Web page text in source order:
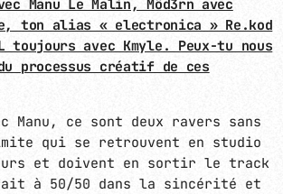
Manu Le Malin, Möd3rn avec
ton alias « electronica » Re.kod
toujours avec Kmyle. Peux-tu nous
processus créatif de ces
Manu, ce sont deux ravers sans
qui se retrouvent en studio
et doivent en sortir le track
à 50/50 dans la sincérité et